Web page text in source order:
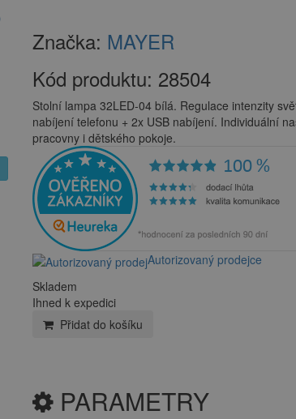
Značka: MAYER
Kód produktu: 28504
Stolní lampa 32LED-04 bílá. Regulace intenzity
nabíjení telefonu + 2x USB nabíjení. Individuální
pracovny i dětského pokoje.
Autorizovaný prodejce
Skladem
Ihned k expedici
Přidat do košíku
PARAMETRY